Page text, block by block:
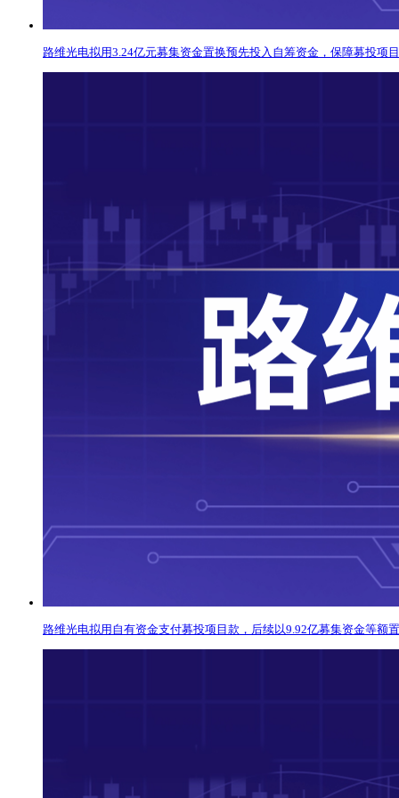
路维光电拟用3.24亿元募集资金置换预先投入自筹资金，保障募投项
路维光电拟用自有资金支付募投项目款，后续以9.92亿募集资金等额